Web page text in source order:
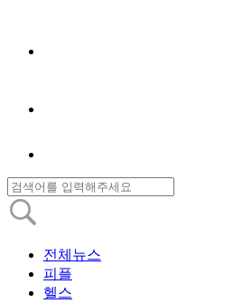
전체뉴스
피플
헬스